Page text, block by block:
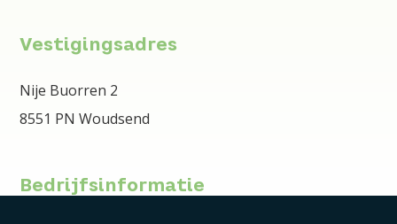
Vestigingsadres
Nije Buorren 2
8551 PN Woudsend
Bedrijfsinformatie